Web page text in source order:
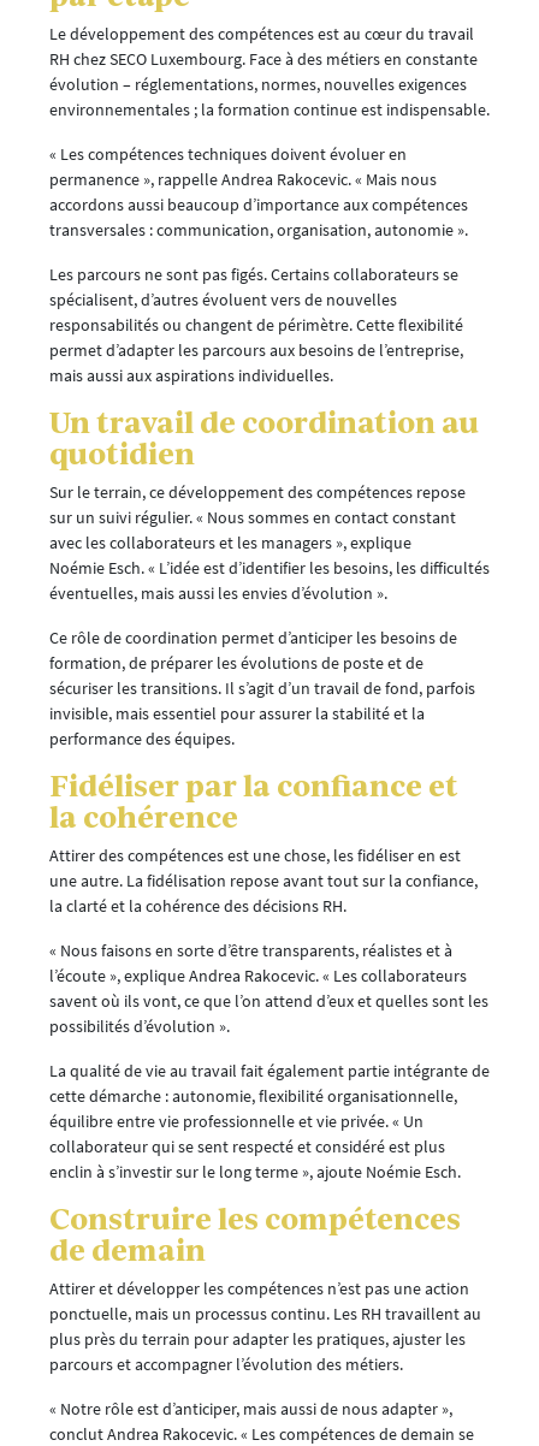
Le développement des compétences est au cœur du travail
RH chez SECO Luxembourg. Face à des métiers en constante
évolution – réglementations, normes, nouvelles exigences
environnementales ; la formation continue est indispensable.
« Les compétences techniques doivent évoluer en
permanence », rappelle Andrea Rakocevic. « Mais nous
accordons aussi beaucoup d’importance aux compétences
transversales : communication, organisation, autonomie ».
Les parcours ne sont pas figés. Certains collaborateurs se
spécialisent, d’autres évoluent vers de nouvelles
responsabilités ou changent de périmètre. Cette flexibilité
permet d’adapter les parcours aux besoins de l’entreprise,
mais aussi aux aspirations individuelles.
Un travail de coordination au
quotidien
Sur le terrain, ce développement des compétences repose
sur un suivi régulier. « Nous sommes en contact constant
avec les collaborateurs et les managers », explique
Noémie Esch. « L’idée est d’identifier les besoins, les difficultés
éventuelles, mais aussi les envies d’évolution ».
Ce rôle de coordination permet d’anticiper les besoins de
formation, de préparer les évolutions de poste et de
sécuriser les transitions. Il s’agit d’un travail de fond, parfois
invisible, mais essentiel pour assurer la stabilité et la
performance des équipes.
Fidéliser par la confiance et
la cohérence
Attirer des compétences est une chose, les fidéliser en est
une autre. La fidélisation repose avant tout sur la confiance,
la clarté et la cohérence des décisions RH.
« Nous faisons en sorte d’être transparents, réalistes et à
l’écoute », explique Andrea Rakocevic. « Les collaborateurs
savent où ils vont, ce que l’on attend d’eux et quelles sont les
possibilités d’évolution ».
La qualité de vie au travail fait également partie intégrante de
cette démarche : autonomie, flexibilité organisationnelle,
équilibre entre vie professionnelle et vie privée. « Un
collaborateur qui se sent respecté et considéré est plus
enclin à s’investir sur le long terme », ajoute Noémie Esch.
Construire les compétences
de demain
Attirer et développer les compétences n’est pas une action
ponctuelle, mais un processus continu. Les RH travaillent au
plus près du terrain pour adapter les pratiques, ajuster les
parcours et accompagner l’évolution des métiers.
« Notre rôle est d’anticiper, mais aussi de nous adapter »,
conclut Andrea Rakocevic. « Les compétences de demain se